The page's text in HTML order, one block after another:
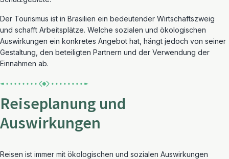
Der Tourismus ist in Brasilien ein bedeutender Wirtschaftszweig
und schafft Arbeitsplätze. Welche sozialen und ökologischen
Auswirkungen ein konkretes Angebot hat, hängt jedoch von seiner
Gestaltung, den beteiligten Partnern und der Verwendung der
Einnahmen ab.
Reiseplanung und
Auswirkungen
Reisen ist immer mit ökologischen und sozialen Auswirkungen